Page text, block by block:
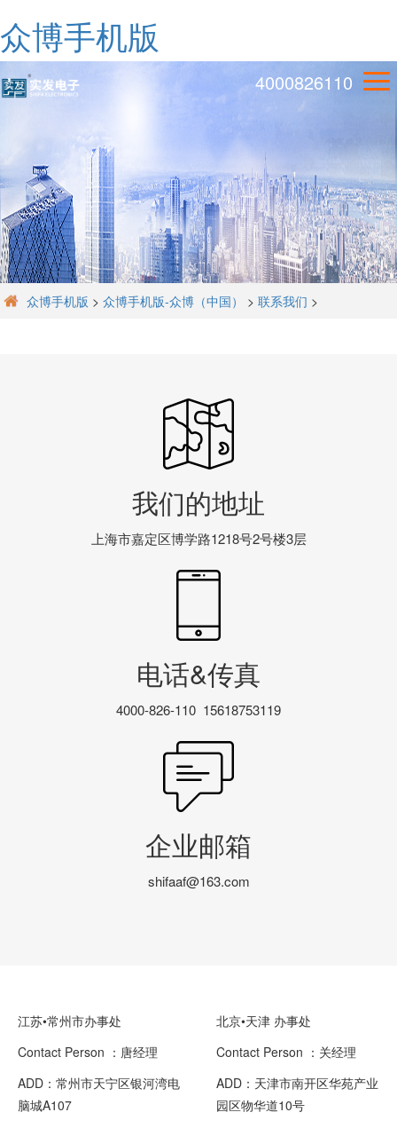
众博手机版
4000826110
众博手机版 > 众博手机版-众博（中国） > 联系我们 >
我们的地址
上海市嘉定区博学路1218号2号楼3层
电话&传真
4000-826-110 15618753119
企业邮箱
shifaaf@163.com
江苏•常州市办事处
Contact Person ：唐经理
ADD：常州市天宁区银河湾电
脑城A107
北京•天津 办事处
Contact Person ：关经理
ADD：天津市南开区华苑产业
园区物华道10号